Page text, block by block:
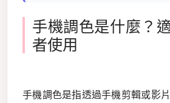
手機調色是什麼？
者使用
手機調色是指透過手機剪輯或影